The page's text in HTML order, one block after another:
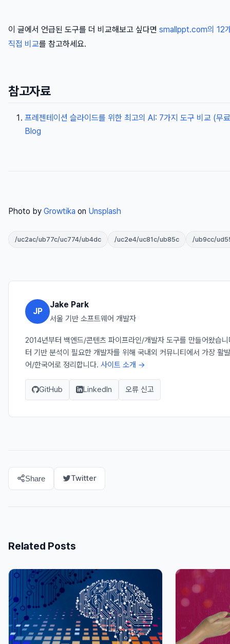
이 글에서 언급된 도구를 더 비교해보고 싶다면 smallppt.com의 12
직접 비교를 참고하세요.
참고자료
프레젠테이션 슬라이드를 위한 최고의 AI: 7가지 도구 비교 (
Blog
Photo by Growtika on Unsplash
/uc2ac/ub77c/uc774/ub4dc /uc2e4/uc81c/ub85c /ub9cc/
JP
Jake Park
서울 기반 소프트웨어 개발자
2014년부터 백엔드/콘텐츠 파이프라인/개발자 도구를 만들어왔습
터 기반 분석이 필요한 개발자를 위해 국내외 커뮤니티에서 가장 활
어/한국어로 정리합니다. 사이트 소개 →
GitHub LinkedIn 오류 신고
Share Twitter
Related Posts